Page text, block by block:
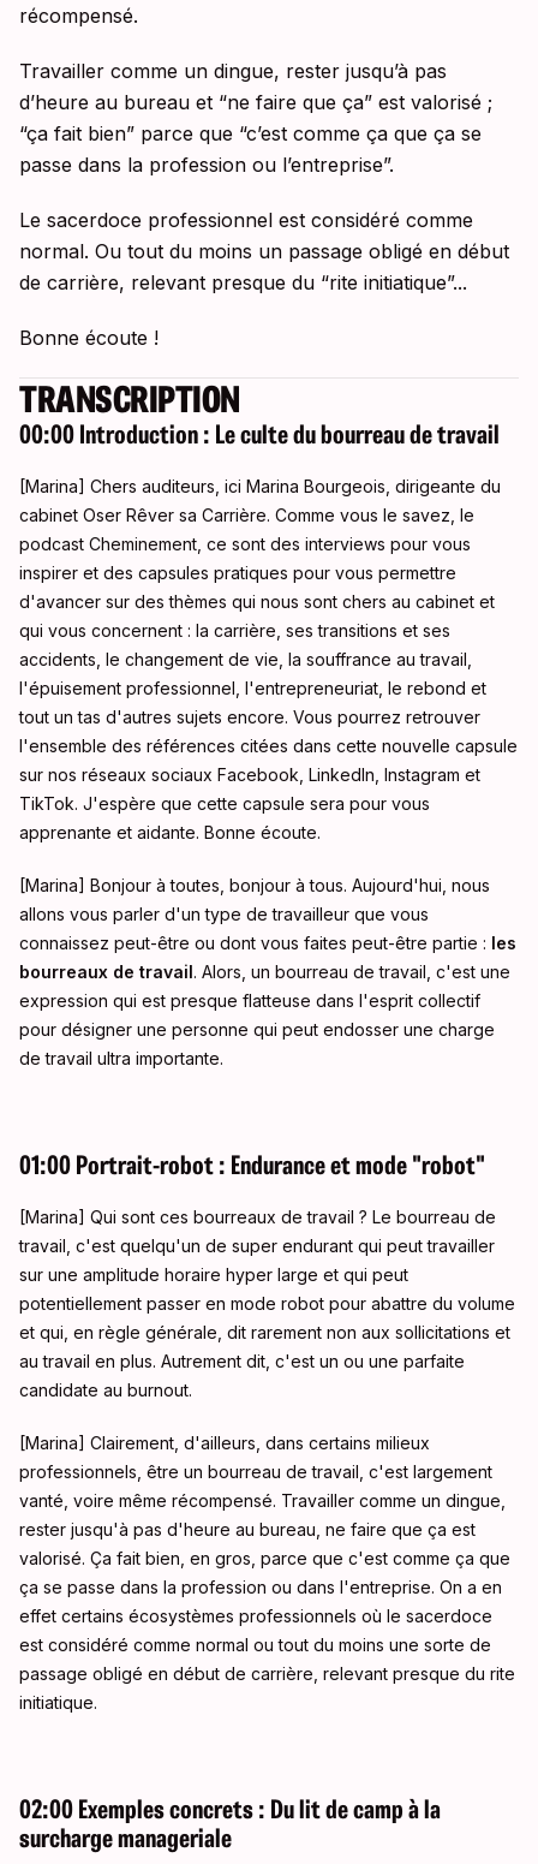
récompensé.
Travailler comme un dingue, rester jusqu’à pas
d’heure au bureau et “ne faire que ça” est valorisé ;
“ça fait bien” parce que “c’est comme ça que ça se
passe dans la profession ou l’entreprise”.
Le sacerdoce professionnel est considéré comme
normal. Ou tout du moins un passage obligé en début
de carrière, relevant presque du “rite initiatique”...
Bonne écoute !
TRANSCRIPTION
00:00 Introduction : Le culte du bourreau de travail
[Marina] Chers auditeurs, ici Marina Bourgeois, dirigeante du
cabinet Oser Rêver sa Carrière. Comme vous le savez, le
podcast Cheminement, ce sont des interviews pour vous
inspirer et des capsules pratiques pour vous permettre
d'avancer sur des thèmes qui nous sont chers au cabinet et
qui vous concernent : la carrière, ses transitions et ses
accidents, le changement de vie, la souffrance au travail,
l'épuisement professionnel, l'entrepreneuriat, le rebond et
tout un tas d'autres sujets encore. Vous pourrez retrouver
l'ensemble des références citées dans cette nouvelle capsule
sur nos réseaux sociaux Facebook, LinkedIn, Instagram et
TikTok. J'espère que cette capsule sera pour vous
apprenante et aidante. Bonne écoute.
[Marina] Bonjour à toutes, bonjour à tous. Aujourd'hui, nous
allons vous parler d'un type de travailleur que vous
connaissez peut-être ou dont vous faites peut-être partie : les
bourreaux de travail. Alors, un bourreau de travail, c'est une
expression qui est presque flatteuse dans l'esprit collectif
pour désigner une personne qui peut endosser une charge
de travail ultra importante.
01:00 Portrait-robot : Endurance et mode "robot"
[Marina] Qui sont ces bourreaux de travail ? Le bourreau de
travail, c'est quelqu'un de super endurant qui peut travailler
sur une amplitude horaire hyper large et qui peut
potentiellement passer en mode robot pour abattre du volume
et qui, en règle générale, dit rarement non aux sollicitations et
au travail en plus. Autrement dit, c'est un ou une parfaite
candidate au burnout.
[Marina] Clairement, d'ailleurs, dans certains milieux
professionnels, être un bourreau de travail, c'est largement
vanté, voire même récompensé. Travailler comme un dingue,
rester jusqu'à pas d'heure au bureau, ne faire que ça est
valorisé. Ça fait bien, en gros, parce que c'est comme ça que
ça se passe dans la profession ou dans l'entreprise. On a en
effet certains écosystèmes professionnels où le sacerdoce
est considéré comme normal ou tout du moins une sorte de
passage obligé en début de carrière, relevant presque du rite
initiatique.
02:00 Exemples concrets : Du lit de camp à la
surcharge manageriale